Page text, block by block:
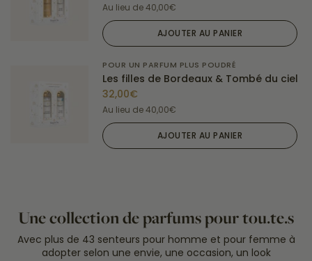
Au lieu de40,00€
AJOUTER AU PANIER
POUR UN PARFUM PLUS POUDRÉ
Les filles de Bordeaux & Tombé du ciel
32,00€
Au lieu de40,00€
AJOUTER AU PANIER
Une collection de parfums pour tou.te.s
Avec plus de 43 senteurs pour homme et pour femme à
adopter selon une envie, une occasion, un look